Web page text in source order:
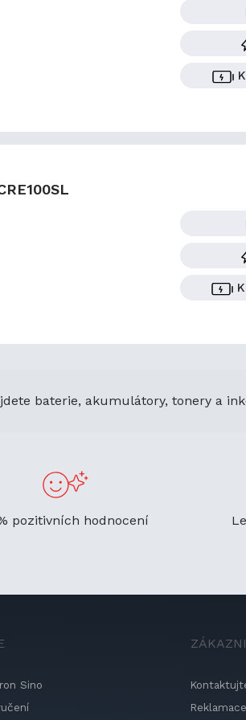
baterie, akumulátory, tonery a
pozitivních hodnocení
Sino
Reklamace